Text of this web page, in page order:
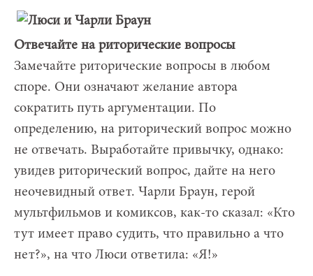
Отвечайте на риторические вопросы
Замечайте риторические вопросы в любом
споре. Они означают желание автора
сократить путь аргументации. По
определению, на риторический вопрос можно
не отвечать. Выработайте привычку, однако:
увидев риторический вопрос, дайте на него
неочевидный ответ. Чарли Браун, герой
мультфильмов и комиксов, как-то сказал: «Кто
тут имеет право судить, что правильно а что
нет?», на что Люси ответила: «Я!»